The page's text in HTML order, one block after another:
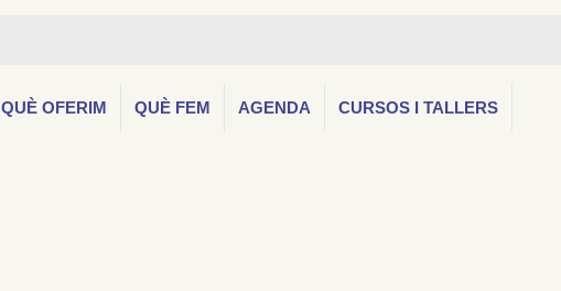
QUÈ OFERIM QUÈ FEM AGENDA CURSOS I TALLERS